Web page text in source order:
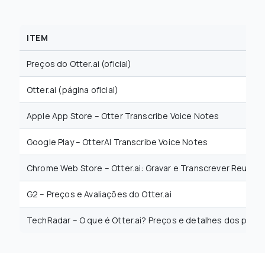
ITEM
Preços do Otter.ai (oficial)
Otter.ai (página oficial)
Apple App Store – Otter Transcribe Voice Notes
Google Play – OtterAI Transcribe Voice Notes
Chrome Web Store – Otter.ai: Gravar e Transcrever
G2 – Preços e Avaliações do Otter.ai
TechRadar – O que é Otter.ai? Preços e detalhes dos